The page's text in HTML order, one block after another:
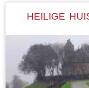
heeft. Grote
der verspreid
explosie heeft
waar. De laatste
HEILIGE